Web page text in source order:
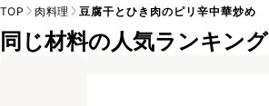
TOP 肉料理 豆腐干とひき肉のピリ辛中華炒め
同じ材料の人気ランキング